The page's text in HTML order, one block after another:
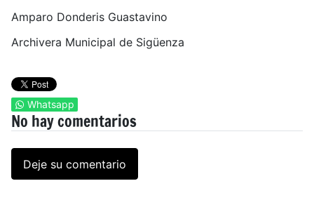
Amparo Donderis Guastavino
Archivera Municipal de Sigüenza
Whatsapp
No hay comentarios
Deje su comentario